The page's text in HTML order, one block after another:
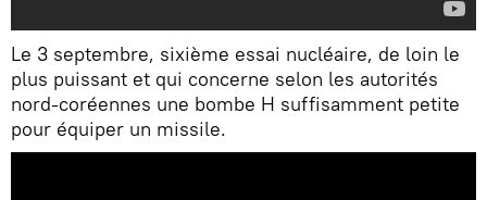
Le 3 septembre, sixième essai nucléaire, de loin le
plus puissant et qui concerne selon les autorités
nord-coréennes une bombe H suffisamment petite
pour équiper un missile.